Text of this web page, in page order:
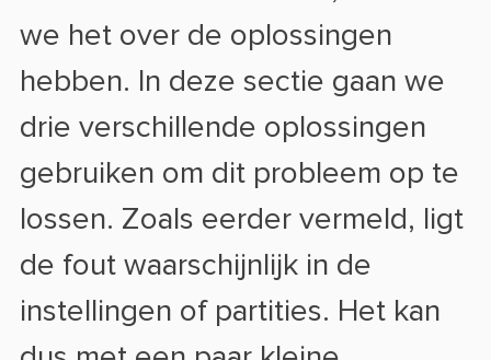
we het over de oplossingen
hebben. In deze sectie gaan we
drie verschillende oplossingen
gebruiken om dit probleem op te
lossen. Zoals eerder vermeld, ligt
de fout waarschijnlijk in de
instellingen of partities. Het kan